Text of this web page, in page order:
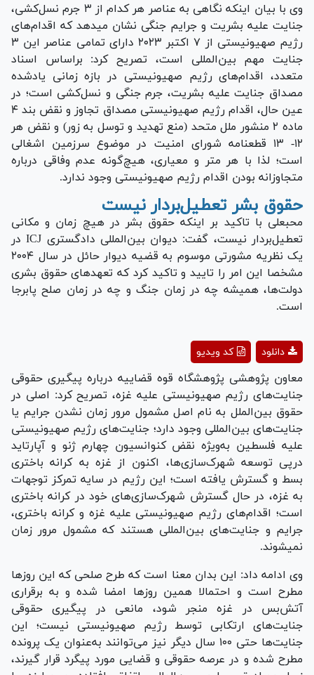
وی با بیان اینکه نگاهی به عناصر هر کدام از ۳ جرم نسل‌کشی،
جنایت علیه بشریت و جرایم جنگی نشان میدهد که اقدام‌های
رژیم صهیونیستی از ۷ اکتبر ۲۰۲۳ دارای تمامی عناصر این ۳
جنایت مهم بین‌المللی است، تصریح کرد: براساس اسناد
متعدد، اقدام‌های رژیم صهیونیستی در بازه زمانی یادشده
مصداق جنایت علیه بشریت، جرم جنگی و نسل‌کشی است؛ در
عین حال، اقدام رژیم صهیونیستی مصداق تجاوز و نقض بند ۴
ماده ۲ منشور ملل متحد (منع تهدید و توسل به زور) و نقض هر
۱۲- ۱۳ قطعنامه شورای امنیت در موضوع سرزمین اشغالی
است؛ لذا با هر متر و معیاری، هیچ‌گونه عدم وفاقی درباره
متجاوزانه بودن اقدام رژیم صهیونیستی وجود ندارد.
حقوق بشر تعطیل‌بردار نیست
محبعلی با تاکید بر اینکه حقوق بشر در هیچ زمان و مکانی
تعطیل‌بردار نیست، گفت: دیوان بین‌المللی دادگستری ICJ در
یک نظریه مشورتی موسوم به قضیه دیوار حائل در سال ۲۰۰۴
مشخصا این امر را تایید و تاکید کرد که تعهد‌های حقوق بشری
دولت‌ها، همیشه چه در زمان جنگ و چه در زمان صلح پابرجا
است.
Play
Video
کد ویدیو دانلود
معاون پژوهشی پژوهشگاه قوه قضاییه درباره پیگیری حقوقی
جنایت‌های رژیم صهیونیستی علیه غزه، تصریح کرد: اصلی در
حقوق بین‌الملل به نام اصل مشمول مرور زمان نشدن جرایم یا
جنایت‌های بین‌المللی وجود دارد؛ جنایت‌های رژیم صهیونیستی
علیه فلسطین به‌ویژه نقض کنوانسیون چهارم ژنو و آپارتاید
درپی توسعه شهرک‌سازی‌ها، اکنون از غزه به کرانه باختری
بسط و گسترش یافته است؛ این رژیم در سایه تمرکز توجهات
به غزه، در حال گسترش شهرک‌سازی‌های خود در کرانه باختری
است؛ اقدام‌های رژیم صهیونیستی علیه غزه و کرانه باختری،
جرایم و جنایت‌های بین‌المللی هستند که مشمول مرور زمان
نمیشوند.
وی ادامه داد: این بدان معنا است که طرح صلحی که این روز‌ها
مطرح است و احتمالا همین روز‌ها امضا شده و به برقراری
آتش‌بس در غزه منجر شود، مانعی در پیگیری حقوقی
جنایت‌های ارتکابی توسط رژیم صهیونیستی نیست؛ این
جنایت‌ها حتی ۱۰۰ سال دیگر نیز می‌توانند به‌عنوان یک پرونده
مطرح شده و در عرصه حقوقی و قضایی مورد پیگرد قرار گیرند،